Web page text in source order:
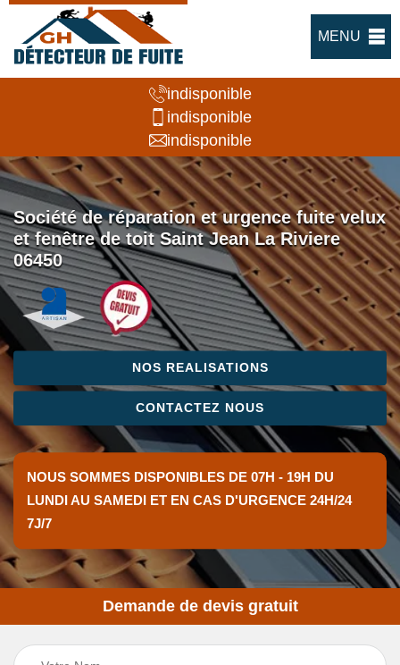
MENU
indisponible
indisponible
indisponible
Société de réparation et urgence fuite velux
et fenêtre de toit Saint Jean La Riviere
06450
NOS REALISATIONS
CONTACTEZ NOUS
NOUS SOMMES DISPONIBLES DE 07H - 19H DU
LUNDI AU SAMEDI ET EN CAS D'URGENCE 24H/24
7J/7
Demande de devis gratuit